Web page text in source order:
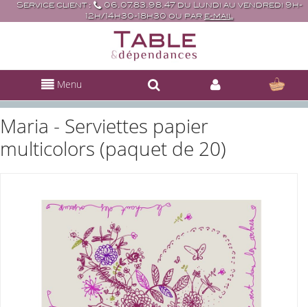
Service client :
06.07.83.98.47 du Lundi au vendredi 9h-
12h/14h30-18h30 ou par e-mail
Menu
Maria - Serviettes papier
multicolors (paquet de 20)